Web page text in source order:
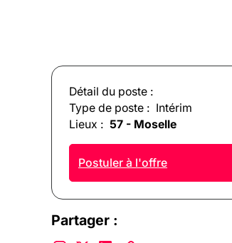
Détail du poste :
Type de poste : Intérim
Lieux : 57 - Moselle
Postuler à l'offre
Partager :